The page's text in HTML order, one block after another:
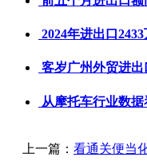
2024年进出口
客岁广州外贸进
从摩托车行业数据
上一篇： 看通关便当